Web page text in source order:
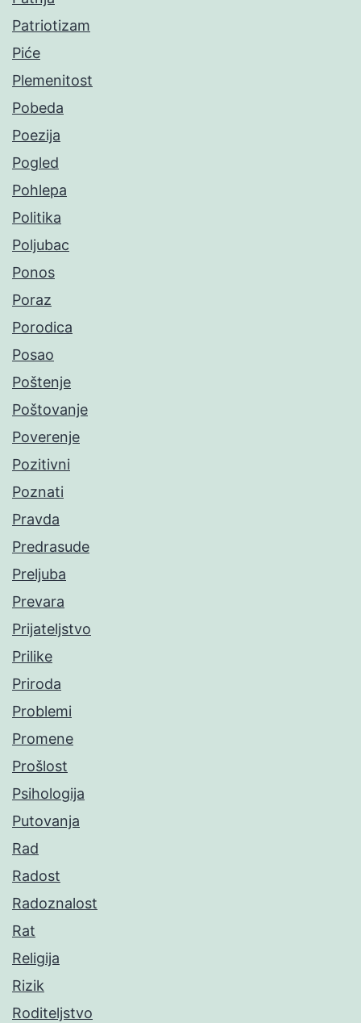
Patriotizam
Piće
Plemenitost
Pobeda
Poezija
Pogled
Pohlepa
Politika
Poljubac
Ponos
Poraz
Porodica
Posao
Poštenje
Poštovanje
Poverenje
Pozitivni
Poznati
Pravda
Predrasude
Preljuba
Prevara
Prijateljstvo
Prilike
Priroda
Problemi
Promene
Prošlost
Psihologija
Putovanja
Rad
Radost
Radoznalost
Rat
Religija
Rizik
Roditeljstvo